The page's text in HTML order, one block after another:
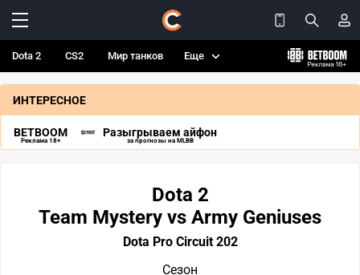
Dota 2 CS2 Мир танков Еще
ИНТЕРЕСНОЕ
BETBOOM
Реклама 18+
Разыгрываем айфон
за прогнозы на MLBB
Dota 2
Team Mystery vs Army Geniuses
Dota Pro Circuit 202
Сезон